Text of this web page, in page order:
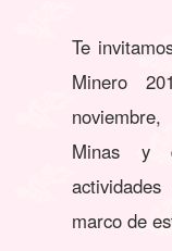
Te
Minero
Minas y
marco de